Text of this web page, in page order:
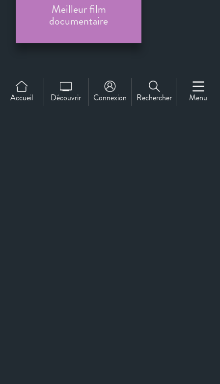
Meilleur film
documentaire
IDFA
Accueil Découvrir Connexion Rechercher Menu